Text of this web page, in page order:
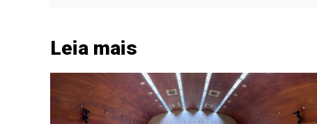
Leia mais